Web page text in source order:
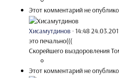
Этот комментарий не
Хисамутдинов ·14:48
это печально(((
Скорейшего выздоровления
Этот комментарий не